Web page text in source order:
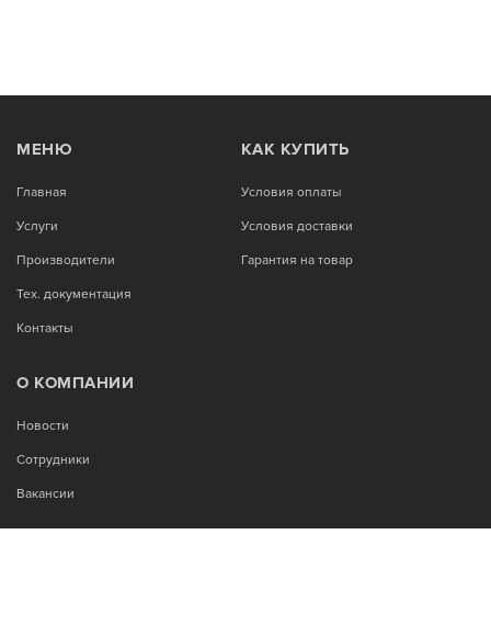
МЕНЮ
Главная
Услуги
Производители
Тех. документация
Контакты
КАК КУПИТЬ
Условия оплаты
Условия доставки
Гарантия на товар
О КОМПАНИИ
Новости
Сотрудники
Вакансии